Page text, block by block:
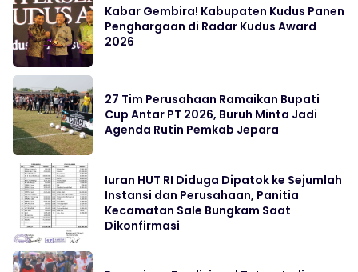
Kabar Gembira! Kabupaten Kudus Panen
Penghargaan di Radar Kudus Award
2026
27 Tim Perusahaan Ramaikan Bupati
Cup Antar PT 2026, Buruh Minta Jadi
Agenda Rutin Pemkab Jepara
Iuran HUT RI Diduga Dipatok ke Sejumlah
Instansi dan Perusahaan, Panitia
Kecamatan Sale Bungkam Saat
Dikonfirmasi